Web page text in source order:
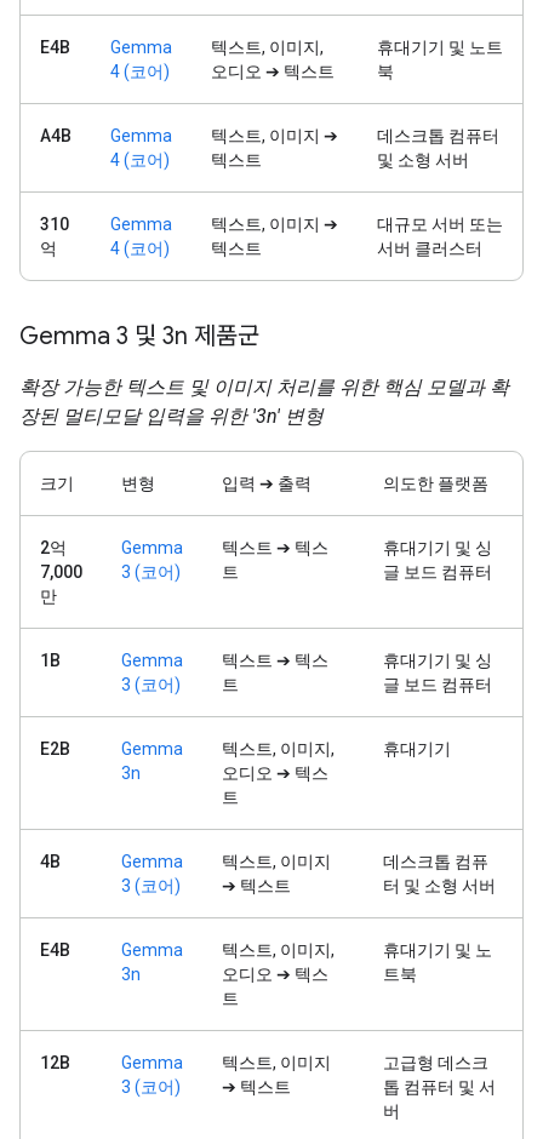
E4B
Gemma
4 (코어)
텍스트, 이미지,
오디오 ➔ 텍스트
휴대기기 및 노트
북
A4B
Gemma
4 (코어)
텍스트, 이미지 ➔
텍스트
데스크톱 컴퓨터
및 소형 서버
310
억
Gemma
4 (코어)
텍스트, 이미지 ➔
텍스트
대규모 서버 또는
서버 클러스터
Gemma 3 및 3n 제품군
확장 가능한 텍스트 및 이미지 처리를 위한 핵심 모델과 확
장된 멀티모달 입력을 위한 '3n' 변형
크기 변형 입력 ➔ 출력 의도한 플랫폼
2억
7,000
만
Gemma
3 (코어)
텍스트 ➔ 텍스
트
휴대기기 및 싱
글 보드 컴퓨터
1B
Gemma
3 (코어)
텍스트 ➔ 텍스
트
휴대기기 및 싱
글 보드 컴퓨터
E2B
Gemma
3n
텍스트, 이미지,
오디오 ➔ 텍스
트
휴대기기
4B
Gemma
3 (코어)
텍스트, 이미지
➔ 텍스트
데스크톱 컴퓨
터 및 소형 서버
E4B
Gemma
3n
텍스트, 이미지,
오디오 ➔ 텍스
트
휴대기기 및 노
트북
12B
Gemma
3 (코어)
텍스트, 이미지
➔ 텍스트
고급형 데스크
톱 컴퓨터 및 서
버